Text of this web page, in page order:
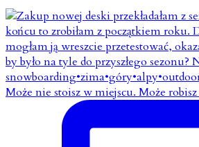
Może nie stoisz w miejscu. Może